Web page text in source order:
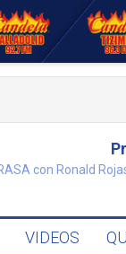
con Ronald
VIDEOS